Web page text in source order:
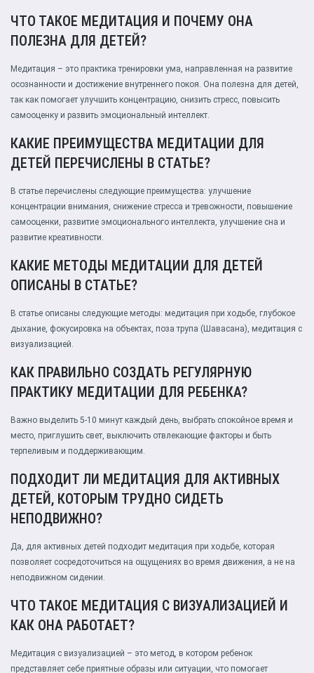
ЧТО ТАКОЕ МЕДИТАЦИЯ И ПОЧЕМУ ОНА
ПОЛЕЗНА ДЛЯ ДЕТЕЙ?
Медитация – это практика тренировки ума, направленная на развитие
осознанности и достижение внутреннего покоя. Она полезна для детей,
так как помогает улучшить концентрацию, снизить стресс, повысить
самооценку и развить эмоциональный интеллект.
КАКИЕ ПРЕИМУЩЕСТВА МЕДИТАЦИИ ДЛЯ
ДЕТЕЙ ПЕРЕЧИСЛЕНЫ В СТАТЬЕ?
В статье перечислены следующие преимущества: улучшение
концентрации внимания, снижение стресса и тревожности, повышение
самооценки, развитие эмоционального интеллекта, улучшение сна и
развитие креативности.
КАКИЕ МЕТОДЫ МЕДИТАЦИИ ДЛЯ ДЕТЕЙ
ОПИСАНЫ В СТАТЬЕ?
В статье описаны следующие методы: медитация при ходьбе, глубокое
дыхание, фокусировка на объектах, поза трупа (Шавасана), медитация с
визуализацией.
КАК ПРАВИЛЬНО СОЗДАТЬ РЕГУЛЯРНУЮ
ПРАКТИКУ МЕДИТАЦИИ ДЛЯ РЕБЕНКА?
Важно выделить 5-10 минут каждый день, выбрать спокойное время и
место, приглушить свет, выключить отвлекающие факторы и быть
терпеливым и поддерживающим.
ПОДХОДИТ ЛИ МЕДИТАЦИЯ ДЛЯ АКТИВНЫХ
ДЕТЕЙ, КОТОРЫМ ТРУДНО СИДЕТЬ
НЕПОДВИЖНО?
Да, для активных детей подходит медитация при ходьбе, которая
позволяет сосредоточиться на ощущениях во время движения, а не на
неподвижном сидении.
ЧТО ТАКОЕ МЕДИТАЦИЯ С ВИЗУАЛИЗАЦИЕЙ И
КАК ОНА РАБОТАЕТ?
Медитация с визуализацией – это метод, в котором ребенок
представляет себе приятные образы или ситуации, что помогает